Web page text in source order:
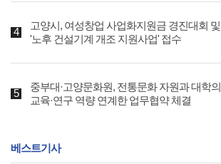
고양시, 여성창업 사업화지원금 경진대회 및
'노후 건설기계 개조 지원사업' 접수
중부대·고양문화원, 전통문화 자원과 대학의
교육·연구 역량 연계한 업무협약 체결
베스트기사